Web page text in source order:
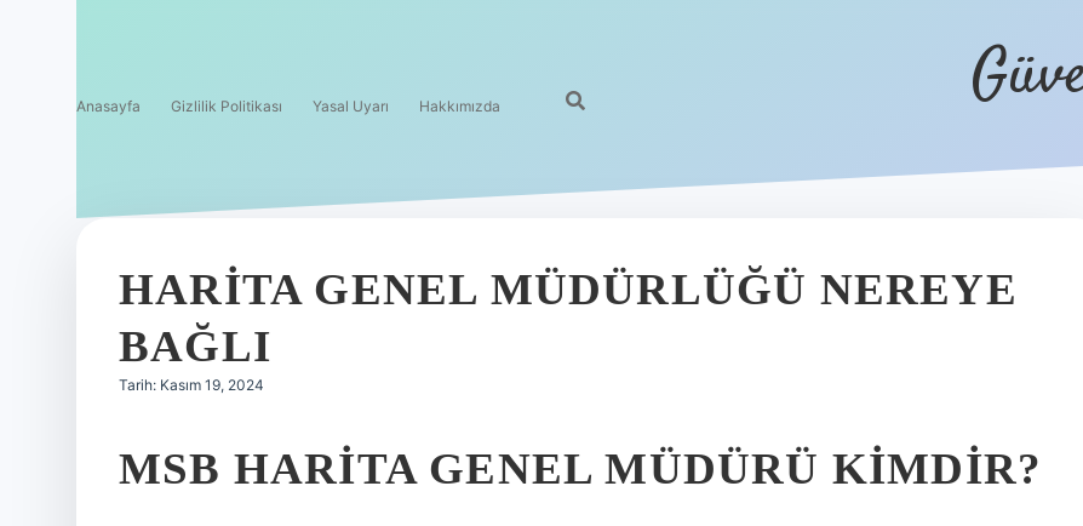
Anasayfa Gizlilik Politikası Yasal Uyarı Hakkımızda
HARITA GENEL MÜDÜRLÜĞÜ NEREYE
BAĞLI
Tarih: Kasım 19, 2024
MSB HARITA GENEL MÜDÜRÜ KIMDIR?